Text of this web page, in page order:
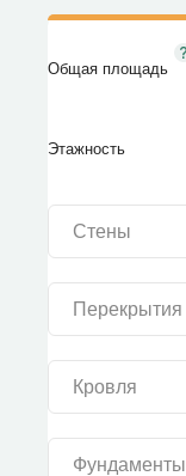
Общая площадь
Этажность
Стены
Перекрытия
Кровля
Фундаменты